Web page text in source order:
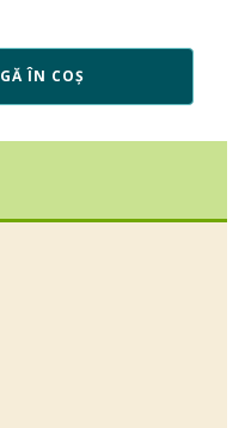
ÎN COȘ